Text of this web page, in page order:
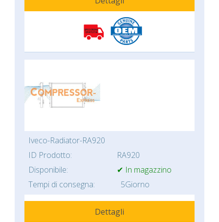
Iveco-Radiator-RA920
ID Prodotto:
RA920
Disponibile:
✔ In magazzino
Tempi di consegna:
5Giorno
Dettagli